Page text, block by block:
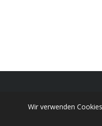
ÖFFNUNGSZEITEN
Wir verwenden